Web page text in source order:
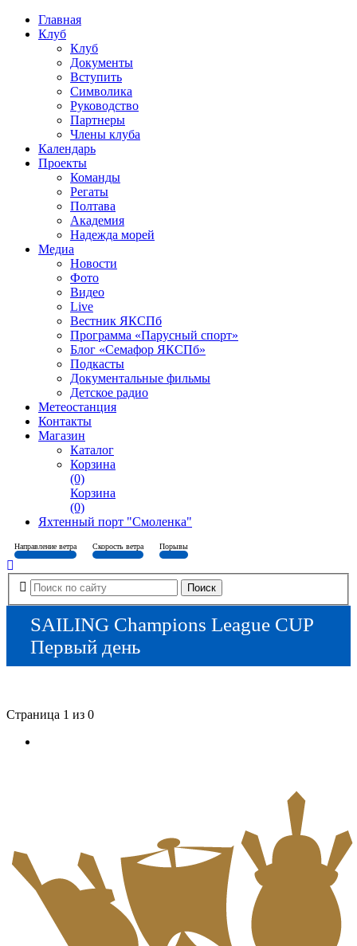
Главная
Клуб
Клуб
Документы
Вступить
Символика
Руководство
Партнеры
Члены клуба
Календарь
Проекты
Команды
Регаты
Полтава
Академия
Надежда морей
Медиа
Новости
Фото
Видео
Live
Вестник ЯКСПб
Программа «Парусный спорт»
Блог «Семафор ЯКСПб»
Подкасты
Документальные фильмы
Детское радио
Метеостанция
Контакты
Магазин
Каталог
Корзина
(0)
Корзина
(0)
Яхтенный порт "Смоленка"
Направление ветра Скорость ветра Порывы
SAILING Champions League CUP
Первый день
Страница 1 из 0